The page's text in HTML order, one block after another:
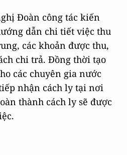
Đoàn công tác kiến
dẫn chi tiết việc thu
các khoản được thu,
chi trả. Đồng thời tạo
các chuyên gia nước
nhận cách ly tại nơi
thành cách ly sẽ được